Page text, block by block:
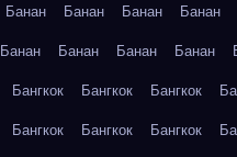
Банан Банан Банан Банан
Банан Банан Банан Банан
Бангкок Бангкок Бангкок
Бангкок Бангкок Бангкок